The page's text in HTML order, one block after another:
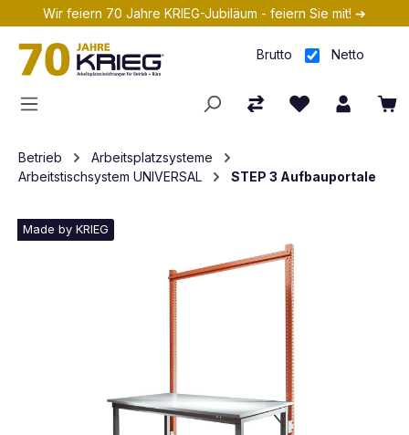
Zum Hauptinhalt springen
Wir feiern 70 Jahre KRIEG-Jubiläum - feiern Sie mit! ➔
Brutto Netto
Betrieb
Arbeitsplatzsysteme
Arbeitstischsystem UNIVERSAL
STEP 3 Aufbauportale
Made by KRIEG